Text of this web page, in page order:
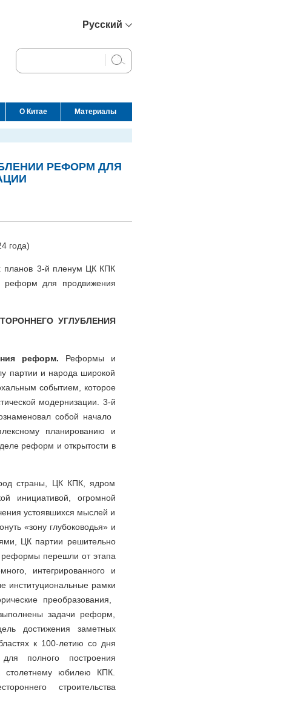
Русский
English
Español
عربي
О Китае Материалы
РЕФОРМ ДЛЯ
года)
планов 3-й пленум ЦК КПК
реформ для продвижения
УГЛУБЛЕНИЯ
реформ. Реформы и
партии и народа широкой
событием, которое
модернизации. 3-й
собой начало
планированию и
реформ и открытости в
страны, ЦК КПК, ядром
инициативой, огромной
устоявшихся мыслей и
«зону глубоководья» и
ЦК партии решительно
реформы перешли от этапа
интегрированного и
институциональные рамки
преобразования,
задачи реформ,
достижения заметных
к 100-летию со дня
полного построения
столетнему юбилею КПК.
строительства